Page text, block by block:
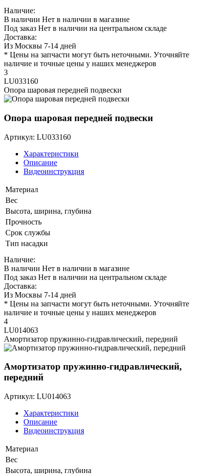
Наличие:
В наличии Нет в наличии в магазине
Под заказ Нет в наличии на центральном складе
Доставка:
Из Москвы 7-14 дней
* Цены на запчасти могут быть неточными. Уточняйте
наличие и точные цены у наших менеджеров
3
LU033160
Опора шаровая передней подвески
Опора шаровая передней подвески
Артикул: LU033160
Характеристики
Описание
Видеоинструкция
Материал
Вес
Высота, ширина, глубина
Прочность
Срок службы
Тип насадки
Наличие:
В наличии Нет в наличии в магазине
Под заказ Нет в наличии на центральном складе
Доставка:
Из Москвы 7-14 дней
* Цены на запчасти могут быть неточными. Уточняйте
наличие и точные цены у наших менеджеров
4
LU014063
Амортизатор пружинно-гидравлический, передний
Амортизатор пружинно-гидравлический,
передний
Артикул: LU014063
Характеристики
Описание
Видеоинструкция
Материал
Вес
Высота, ширина, глубина